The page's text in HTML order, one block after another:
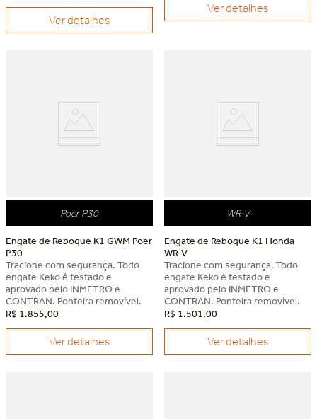
Ver detalhes
Ver detalhes
Poer P30
Engate de Reboque K1 GWM Poer
P30
Tracione com segurança. Todo
engate Keko é testado e
aprovado pelo INMETRO e
CONTRAN. Ponteira removível.
R$ 1.855,00
Ver detalhes
WR-V
Engate de Reboque K1 Honda
WR-V
Tracione com segurança. Todo
engate Keko é testado e
aprovado pelo INMETRO e
CONTRAN. Ponteira removível.
R$ 1.501,00
Ver detalhes